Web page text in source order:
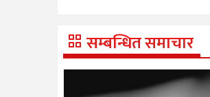
सम्बन्धित समाचार